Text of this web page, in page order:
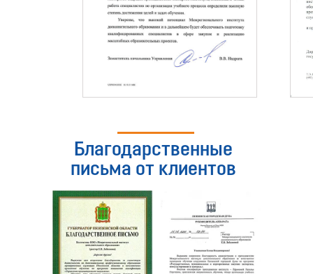
Благодарственные
письма от клиентов